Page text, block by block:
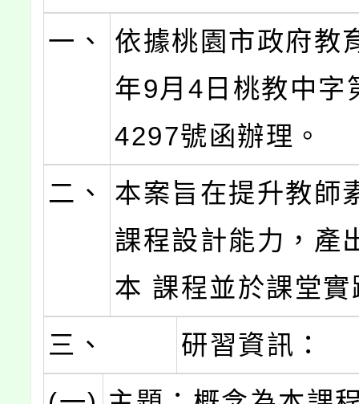
一、
依據桃園市政府教
年9月4日桃教中字
4297號函辦理。
二、
本案旨在提升教師
課程設計能力，產
本 課程並於課堂實
三、
研習資訊：